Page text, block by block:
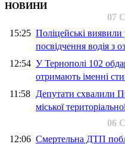
НОВИНИ
07
15:25 Поліцейські
посвідчення водія з
12:54 У Тернополі 102
отримають іменні
11:58 Депутати схвалили
міської
06
12:06 Смертельна ДТП